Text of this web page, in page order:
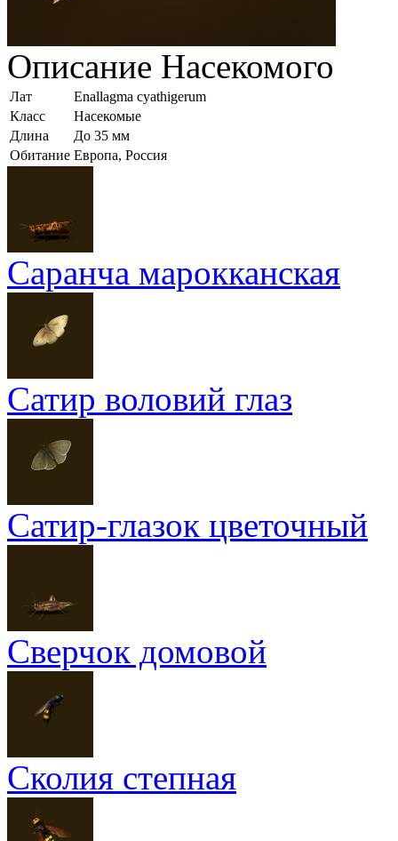
Описание Насекомого
Лат
Enallagma cyathigerum
Класс
Насекомые
Длина
До 35 мм
Обитание Европа, Россия
Саранча марокканская
Сатир воловий глаз
Сатир-глазок цветочный
Сверчок домовой
Сколия степная